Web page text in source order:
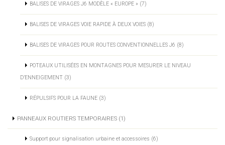
BALISES DE VIRAGES J6 MODÈLE « EUROPE » (7)
BALISES DE VIRAGES VOIE RAPIDE À DEUX VOIES (8)
BALISES DE VIRAGES POUR ROUTES CONVENTIONNELLES J6 (8)
POTEAUX UTILISÉES EN MONTAGNES POUR MESURER LE NIVEAU
D’ENNEIGEMENT (3)
RÉPULSIFS POUR LA FAUNE (3)
PANNEAUX ROUTIERS TEMPORAIRES (1)
Support pour signalisation urbaine et accessoires (6)